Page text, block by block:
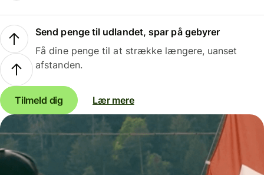
Send penge til udlandet, spar på gebyrer
Få dine penge til at strække længere, uanset
afstanden.
Tilmeld dig Lær mere